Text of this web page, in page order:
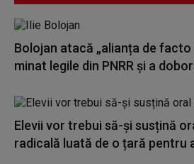
Bolojan atacă „alianța de facto
minat legile din PNRR și a
Elevii vor trebui să-și susțină
radicală luată de o țară pentru